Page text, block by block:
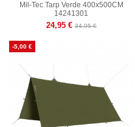
Mil-Tec Tarp Verde 400x500CM
14241301
24,95 € 34,95 €
-5,00 €